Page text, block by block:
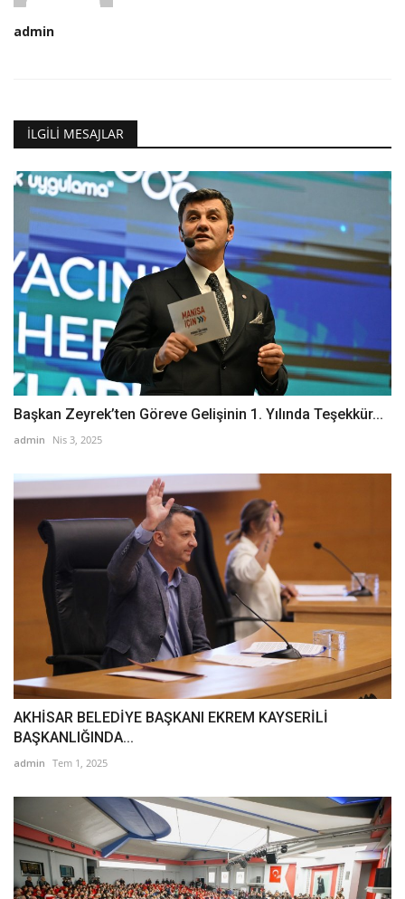
admin
İLGILI MESAJLAR
Başkan Zeyrek’ten Göreve Gelişinin 1. Yılında Teşekkür...
admin Nis 3, 2025
AKHİSAR BELEDİYE BAŞKANI EKREM KAYSERİLİ
BAŞKANLIĞINDA...
admin Tem 1, 2025